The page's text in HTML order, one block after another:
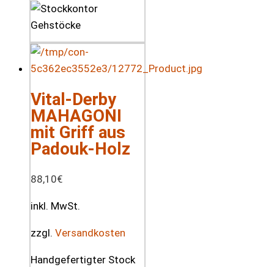
Vital-Derby
MAHAGONI
mit Griff aus
Padouk-Holz
88,10€
inkl. MwSt.
zzgl. Versandkosten
Handgefertigter Stock